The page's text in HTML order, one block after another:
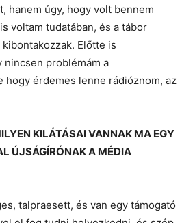
hanem úgy, hogy volt bennem
voltam tudatában, és a tábor
Előtte is
problémám a
hogy érdemes lenne rádióznom, az
KILÁTÁSAI VANNAK MA EGY
ÚJSÁGÍRÓNAK A MÉDIA
talpraesett, és van egy támogató